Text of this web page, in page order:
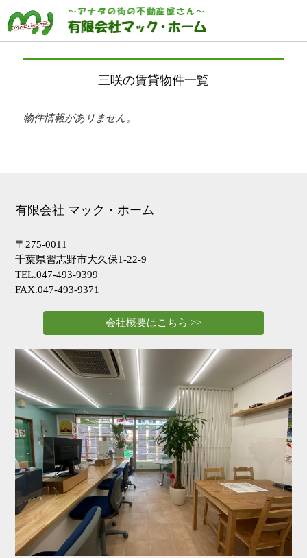
トップページ
選ばれる理由 REASONS
会社案内
COMPANY
お問い合わせ
CONTACT
サイトマップSITEMAP
プライバシーポリシーPRIVACY POLICY
三咲の賃貸物件一覧
物件情報がありません。
有限会社 マック・ホーム
〒275-0011
千葉県習志野市大久保1-22-9
TEL.047-493-9399
FAX.047-493-9371
会社概要はこちら >>